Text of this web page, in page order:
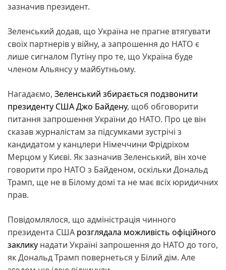
зазначив президент.
Зеленський додав, що Україна не прагне втягувати
своїх партнерів у війну, а запрошення до НАТО є
лише сигналом Путіну про те, що Україна буде
членом Альянсу у майбутньому.
Нагадаємо, Зеленський збирається подзвонити
президенту США Джо Байдену, щоб обговорити
питання запрошення України до НАТО. Про це він
сказав журналістам за підсумками зустрічі з
кандидатом у канцлери Німеччини Фрідріхом
Мерцом у Києві. Як зазначив Зеленський, він хоче
говорити про НАТО з Байденом, оскільки Дональд
Трамп, ще не в Білому домі та не має всіх юридичних
прав.
Повідомлялося, що адміністрація чинного
президента США розглядала можливість офіційного
заклику надати Україні запрошення до НАТО до того,
як Дональд Трамп повернеться у Білий дім. Але